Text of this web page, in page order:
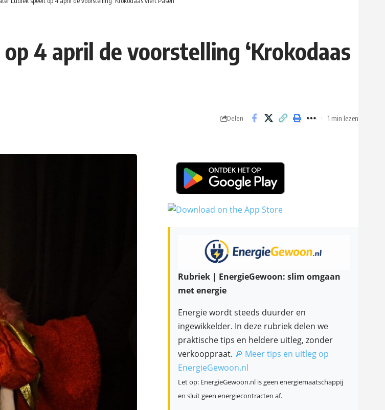
4 april de voorstelling ‘Krokodaas
Delen 1 min lezen
Rubriek | EnergieGewoon: slim omgaan
met energie
Energie wordt steeds duurder en
ingewikkelder. In deze rubriek delen we
praktische tips en heldere uitleg, zonder
verkooppraat. 🔎 Meer tips en uitleg op
EnergieGewoon.nl
Let op: EnergieGewoon.nl is geen energiemaatschappij
en sluit geen energiecontracten af.